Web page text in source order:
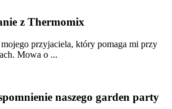
z Thermomix
przyjaciela, który pomaga mi przy
Mowa o ...
naszego garden party